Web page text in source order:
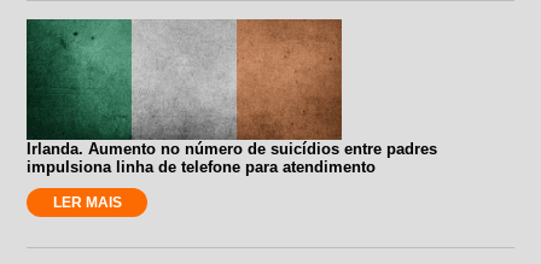
Irlanda. Aumento no número de suicídios entre padres
impulsiona linha de telefone para atendimento
LER MAIS